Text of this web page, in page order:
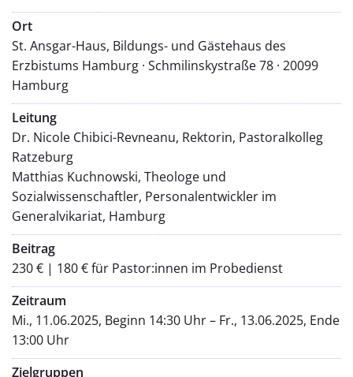
Ort
St. Ansgar-Haus, Bildungs- und Gästehaus des
Erzbistums Hamburg · Schmilinskystraße 78 · 20099
Hamburg
Leitung
Dr. Nicole Chibici-Revneanu, Rektorin, Pastoralkolleg
Ratzeburg
Matthias Kuchnowski, Theologe und
Sozialwissenschaftler, Personalentwickler im
Generalvikariat, Hamburg
Beitrag
230 € | 180 € für Pastor:innen im Probedienst
Zeitraum
Mi., 11.06.2025, Beginn 14:30 Uhr – Fr., 13.06.2025, Ende
13:00 Uhr
Zielgruppen